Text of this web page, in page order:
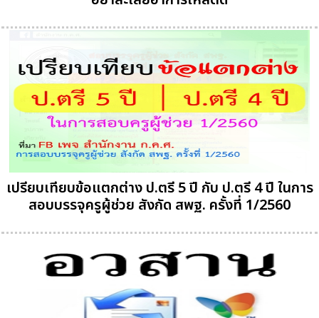
เปรียบเทียบข้อแตกต่าง ป.ตรี 5 ปี กับ ป.ตรี 4 ปี ในการ
สอบบรรจุครูผู้ช่วย สังกัด สพฐ. ครั้งที่ 1/2560